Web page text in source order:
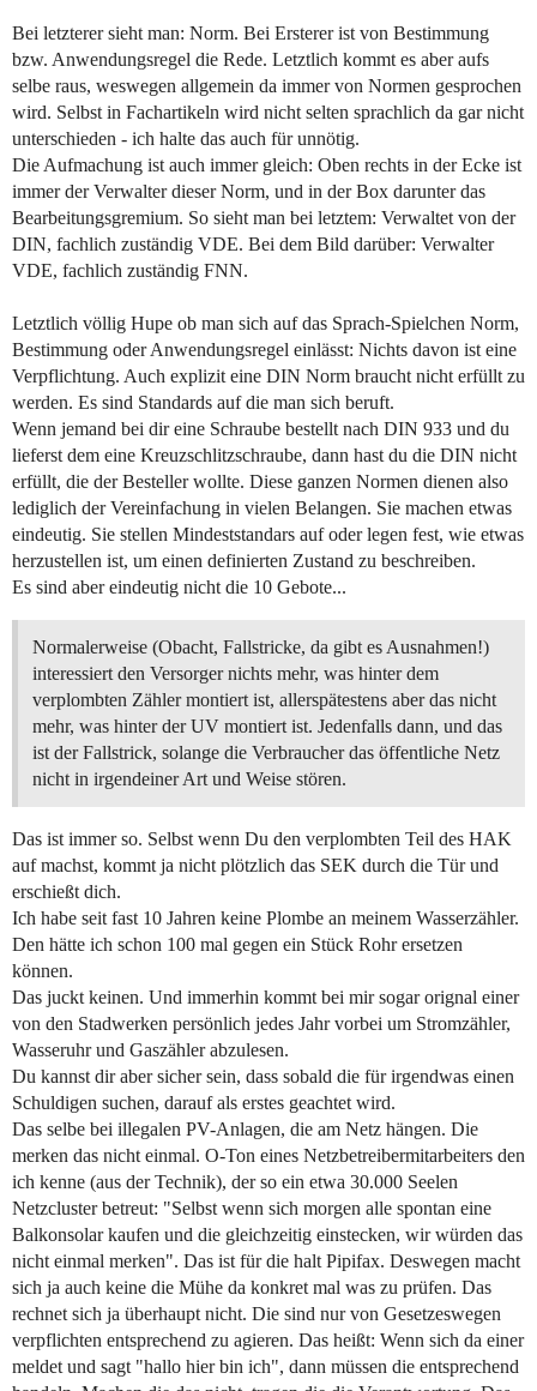
Bei letzterer sieht man: Norm. Bei Ersterer ist von Bestimmung
bzw. Anwendungsregel die Rede. Letztlich kommt es aber aufs
selbe raus, weswegen allgemein da immer von Normen gesprochen
wird. Selbst in Fachartikeln wird nicht selten sprachlich da gar nicht
unterschieden - ich halte das auch für unnötig.
Die Aufmachung ist auch immer gleich: Oben rechts in der Ecke ist
immer der Verwalter dieser Norm, und in der Box darunter das
Bearbeitungsgremium. So sieht man bei letztem: Verwaltet von der
DIN, fachlich zuständig VDE. Bei dem Bild darüber: Verwalter
VDE, fachlich zuständig FNN.
Letztlich völlig Hupe ob man sich auf das Sprach-Spielchen Norm,
Bestimmung oder Anwendungsregel einlässt: Nichts davon ist eine
Verpflichtung. Auch explizit eine DIN Norm braucht nicht erfüllt zu
werden. Es sind Standards auf die man sich beruft.
Wenn jemand bei dir eine Schraube bestellt nach DIN 933 und du
lieferst dem eine Kreuzschlitzschraube, dann hast du die DIN nicht
erfüllt, die der Besteller wollte. Diese ganzen Normen dienen also
lediglich der Vereinfachung in vielen Belangen. Sie machen etwas
eindeutig. Sie stellen Mindeststandars auf oder legen fest, wie etwas
herzustellen ist, um einen definierten Zustand zu beschreiben.
Es sind aber eindeutig nicht die 10 Gebote...
Normalerweise (Obacht, Fallstricke, da gibt es Ausnahmen!)
interessiert den Versorger nichts mehr, was hinter dem
verplombten Zähler montiert ist, allerspätestens aber das nicht
mehr, was hinter der UV montiert ist. Jedenfalls dann, und das
ist der Fallstrick, solange die Verbraucher das öffentliche Netz
nicht in irgendeiner Art und Weise stören.
Das ist immer so. Selbst wenn Du den verplombten Teil des HAK
auf machst, kommt ja nicht plötzlich das SEK durch die Tür und
erschießt dich.
Ich habe seit fast 10 Jahren keine Plombe an meinem Wasserzähler.
Den hätte ich schon 100 mal gegen ein Stück Rohr ersetzen
können.
Das juckt keinen. Und immerhin kommt bei mir sogar orignal einer
von den Stadwerken persönlich jedes Jahr vorbei um Stromzähler,
Wasseruhr und Gaszähler abzulesen.
Du kannst dir aber sicher sein, dass sobald die für irgendwas einen
Schuldigen suchen, darauf als erstes geachtet wird.
Das selbe bei illegalen PV-Anlagen, die am Netz hängen. Die
merken das nicht einmal. O-Ton eines Netzbetreibermitarbeiters den
ich kenne (aus der Technik), der so ein etwa 30.000 Seelen
Netzcluster betreut: "Selbst wenn sich morgen alle spontan eine
Balkonsolar kaufen und die gleichzeitig einstecken, wir würden das
nicht einmal merken". Das ist für die halt Pipifax. Deswegen macht
sich ja auch keine die Mühe da konkret mal was zu prüfen. Das
rechnet sich ja überhaupt nicht. Die sind nur von Gesetzeswegen
verpflichten entsprechend zu agieren. Das heißt: Wenn sich da einer
meldet und sagt "hallo hier bin ich", dann müssen die entsprechend